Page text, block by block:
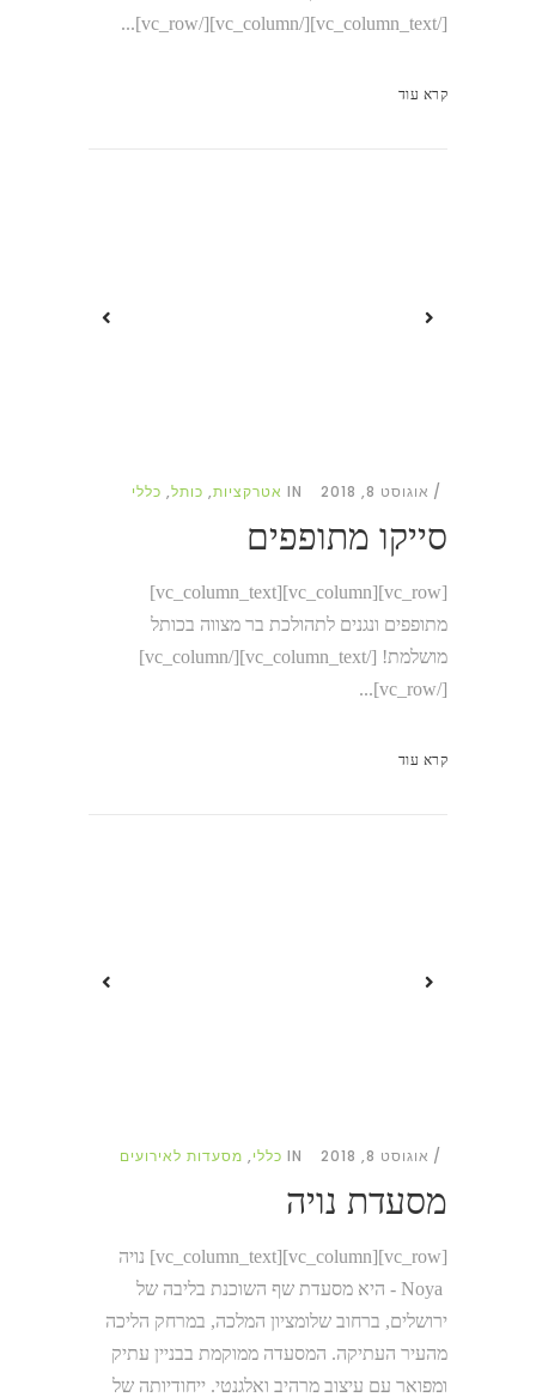
[/vc_column_text][/vc_column][/vc_row]...
קרא עוד
אוגוסט 8, 2018 IN אטרקציות, כותל, כללי
סייקו מתופפים
[vc_row][vc_column][vc_column_text]
מתופפים ונגנים לתהולכת בר מצווה בכותל
מושלמת! [/vc_column_text][/vc_column]
[/vc_row]...
קרא עוד
אוגוסט 8, 2018 IN כללי, מסעדות לאירועים
מסעדת נויה
[vc_row][vc_column][vc_column_text] נויה
Noya - היא מסעדת שף השוכנת בליבה של
ירושלים, ברחוב שלומציון המלכה, במרחק הליכה
מהעיר העתיקה. המסעדה ממוקמת בבניין עתיק
ומפואר עם עיצוב מרהיב ואלגנטי. ייחודיותה של